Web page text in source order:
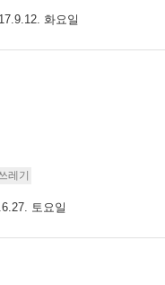
화요일
레기
토요일